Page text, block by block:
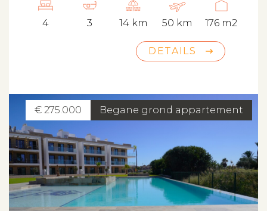
4 3 14 km 50 km 176 m2
DETAILS
Begane grond appartement
€ 275.000